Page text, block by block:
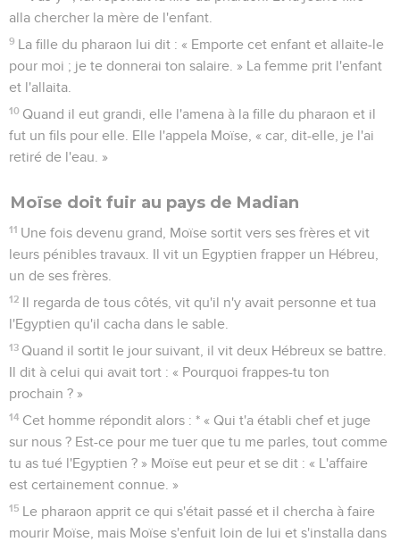
savoir ce qui lui arriverait.
tandis que ses servantes se promenaient le long du fleuve.
Elle vit la caisse au milieu des roseaux et envoya sa servante
Quand elle l'ouvrit, elle vit l'enfant : c'était un petit garçon
qui pleurait. Prise de pitié pour lui, elle dit : « C'est un enfant
Alors la sœur de l'enfant dit à la fille du pharaon : « Veux-tu
Hébreux afin qu'elle allaite cet enfant pour toi ? »
8
« Vas-y », lui répondit la fille du pharaon. Et la jeune fille
La fille du pharaon lui dit : « Emporte cet enfant et allaite-le
pour moi ; je te donnerai ton salaire. » La femme prit l'enfant
et l'allaita.
10
Quand il eut grandi, elle l'amena à la fille du pharaon et il
fut un fils pour elle. Elle l'appela Moïse, « car, dit-elle, je l'ai
retiré de l'eau. »
Moïse doit fuir au pays de Madian
leurs pénibles travaux. Il vit un Egyptien frapper un Hébreu,